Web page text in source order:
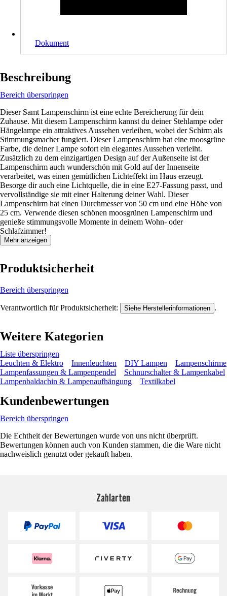
Dokument
Beschreibung
Bereich überspringen
Dieser Samt Lampenschirm ist eine echte Bereicherung für dein
Zuhause. Mit diesem Lampenschirm kannst du deiner Stehlampe oder
Hängelampe ein attraktives Aussehen verleihen, wobei der Schirm als
Stimmungsmacher fungiert. Dieser Lampenschirm hat eine moosgrüne
Farbe, die deiner Lampe sofort ein elegantes Aussehen verleiht.
Zusätzlich zu dem einzigartigen Design auf der Außenseite ist der
Lampenschirm auch wunderschön mit Gold auf der Innenseite
verarbeitet, was einen gemütlichen Lichteffekt im Haus erzeugt.
Besorge dir auch eine Lichtquelle, die in eine E27-Fassung passt, und
vervollständige sie mit einer Halterung deiner Wahl. Dieser
Lampenschirm hat einen Durchmesser von 50 cm und eine Höhe von
25 cm. Verwende diesen schönen moosgrünen Lampenschirm und
genieße stimmungsvolle Momente in deinem Wohn- oder
Schlafzimmer!
Mehr anzeigen
Produktsicherheit
Bereich überspringen
Verantwortlich für Produktsicherheit: Siehe Herstellerinformationen .
Weitere Kategorien
Liste überspringen
Leuchten & Elektro
Innenleuchten DIY Lampen
Lampenschirme
Lampenfassungen & Lampenpendel
Schnurschalter & Lampenkabel
Lampenbaldachin & Lampenaufhängung
Textilkabel
Kundenbewertungen
Bereich überspringen
Die Echtheit der Bewertungen wurde von uns nicht überprüft.
Bewertungen können auch von Kunden stammen, die die Ware nicht
nachweislich genutzt oder gekauft haben.
Zahlarten